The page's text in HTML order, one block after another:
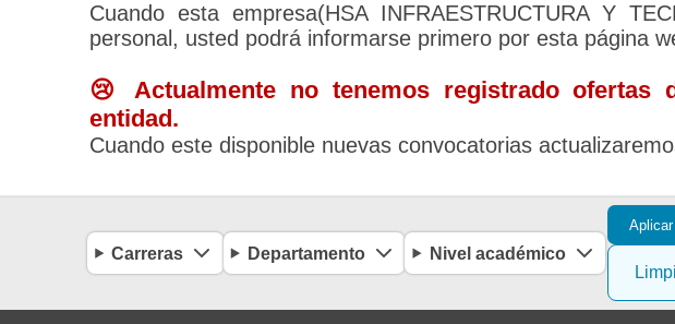
Cuando esta empresa(HSA INFRAESTRUCTURA Y
personal, usted podrá informarse primero por esta página
😢 Actualmente no tenemos registrado ofertas
entidad.
Cuando este disponible nuevas convocatorias
Carreras Departamento Nivel académico